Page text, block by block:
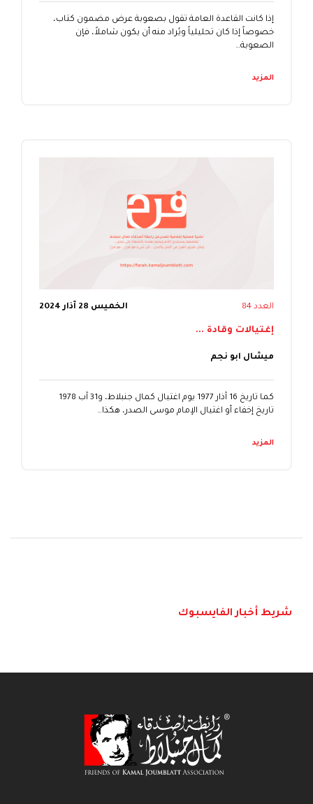
إذا كانت القاعدة العامة تقول بصعوبة عرض مضمون كتاب،
خصوصاً إذا كان تحليلياً ويُراد منه أن يكون شاملاً، فإن
الصعوبة…
المزيد
العدد 84 الخميس 28 آذار 2024
إغتيالات وقادة ...
ميشال ابو نجم
كما تاريخ 16 آذار 1977 يوم اغتيال كمال جنبلاط، و31 آب 1978
تاريخ إخفاء أو اغتيال الإمام موسى الصدر، هكذا…
المزيد
شريط أخبار الفايسبوك